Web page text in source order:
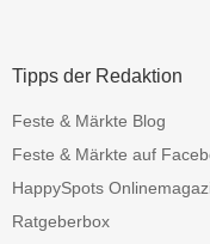
Tipps der Redaktion
Feste & Märkte Blog
Feste & Märkte auf
HappySpots
Ratgeberbox